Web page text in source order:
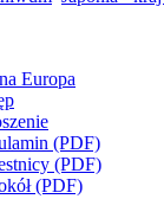
Europa
(PDF)
(PDF)
(PDF)